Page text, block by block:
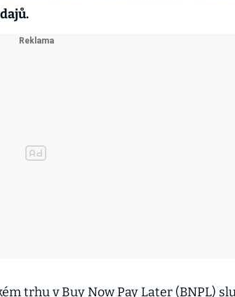
trhu v Buy Now Pay Later (BNPL)